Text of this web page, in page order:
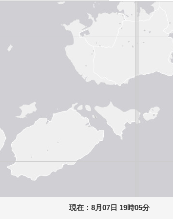
現在： 8月07日 19時05分